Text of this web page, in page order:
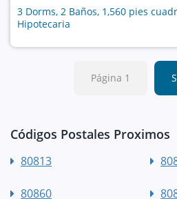
3 Dorms, 2 Baños, 1,560 pies
Hipotecaria
Página 1
Códigos Postales Proximos
80813
80860